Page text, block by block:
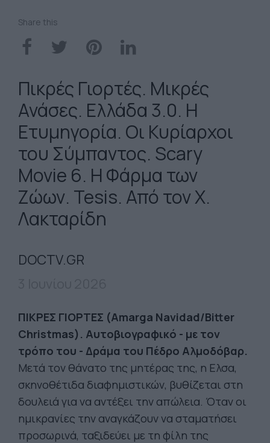
Share this
Πικρές Γιορτές. Μικρές
Ανάσες. Ελλάδα 3.0. Η
Ετυμηγορία. Οι Κυρίαρχοι
του Σύμπαντος. Scary
Movie 6. Η Φάρμα των
Ζώων. Tesis. Από τον Χ.
Λακταρίδη
DOCTV.GR
ΠΙΚΡΕΣ ΓΙΟΡΤΕΣ (Amarga Navidad/Bitter
Christmas). Αυτοβιογραφικό - με τον
τρόπο του - Δράμα του Πέδρο Αλμοδόβαρ.
Μετά τον θάνατο της μητέρας της, η Ελσα,
σκηνοθέτιδα διαφημιστικών, βυθίζεται στη
δουλειά για να αντέξει την απώλεια. Όταν οι
ημικρανίες την αναγκάζουν να σταματήσει
προσωρινά, ταξιδεύει με τη φίλη της